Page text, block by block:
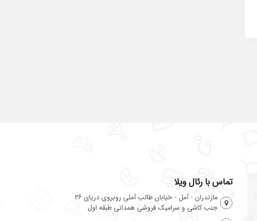
تماس با رئال ویلا
مازندران - آمل - خیابان طالب آملی روبروی دریای 26
جنب کاشی و سرامیک فروشی همدانی طبقه اول